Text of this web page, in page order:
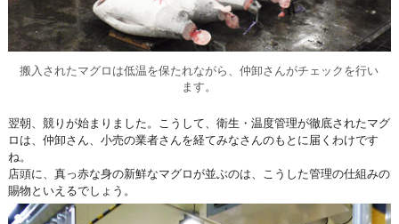
搬入されたマグロは低温を保たれながら、仲卸さんがチェックを行い
ます。
翌朝、競りが始まりました。こうして、衛生・温度管理が徹底されたマグ
ロは、仲卸さん、小売の業者さんを経てみなさんのもとに届くわけです
ね。
店頭に、真っ赤な身の新鮮なマグロが並ぶのは、こうした管理の仕組みの
賜物といえるでしょう。